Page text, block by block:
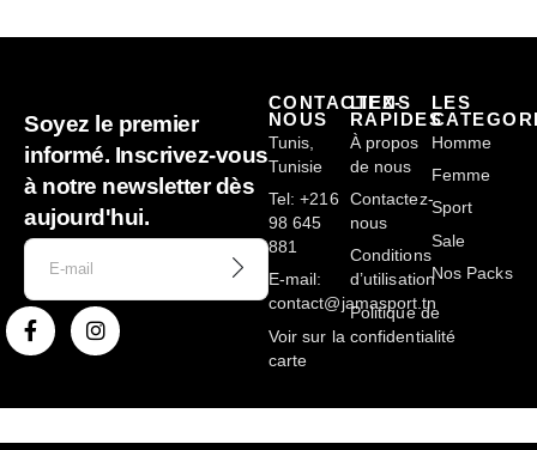
Soyez le premier
informé. Inscrivez-vous
à notre newsletter dès
aujourd'hui.
CONTACTEZ-
NOUS
Tunis,
Tunisie
Tel: +216
98 645
881
E-mail:
contact@jamasport.tn
Voir sur la
carte
LIENS
RAPIDES
À propos
de nous
Contactez-
nous
Conditions
d’utilisation
Politique de
confidentialité
LES
Homme
Femme
Sport
Sale
Nos Packs